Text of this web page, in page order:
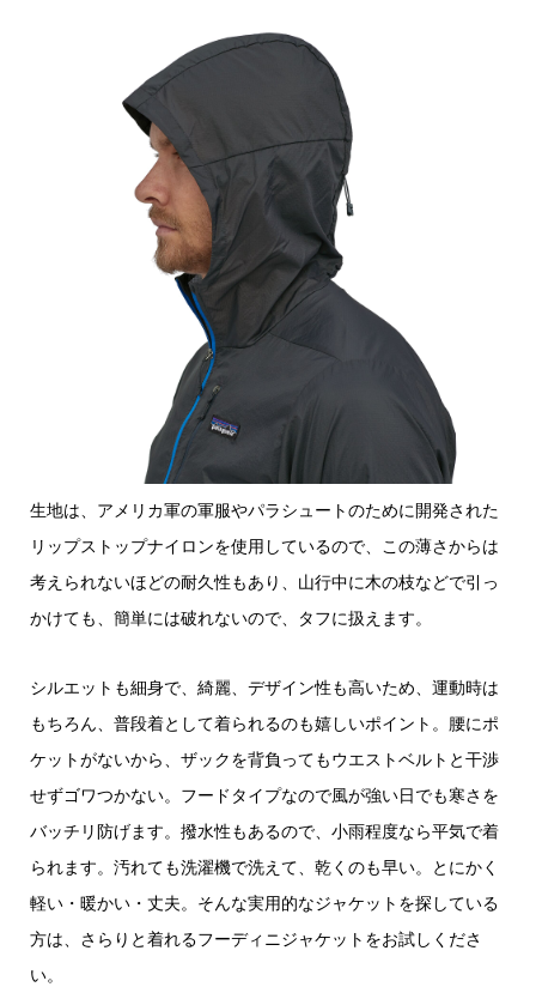
生地は、アメリカ軍の軍服やパラシュートのために開発された
リップストップナイロンを使用しているので、この薄さからは
考えられないほどの耐久性もあり、山行中に木の枝などで引っ
かけても、簡単には破れないので、タフに扱えます。
シルエットも細身で、綺麗、デザイン性も高いため、運動時は
もちろん、普段着として着られるのも嬉しいポイント。腰にポ
ケットがないから、ザックを背負ってもウエストベルトと干渉
せずゴワつかない。フードタイプなので風が強い日でも寒さを
バッチリ防げます。撥水性もあるので、小雨程度なら平気で着
られます。汚れても洗濯機で洗えて、乾くのも早い。とにかく
軽い・暖かい・丈夫。そんな実用的なジャケットを探している
方は、さらりと着れるフーディニジャケットをお試しくださ
い。